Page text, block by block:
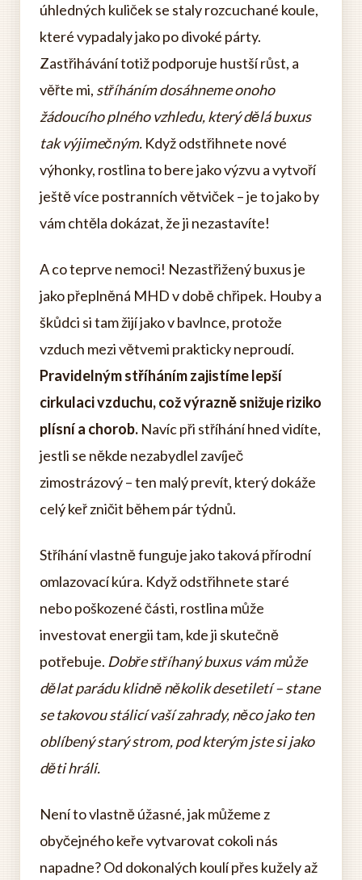
úhledných kuliček se staly rozcuchané koule,
které vypadaly jako po divoké párty.
Zastřihávání totiž podporuje hustší růst, a
věřte mi, stříháním dosáhneme onoho
žádoucího plného vzhledu, který dělá buxus
tak výjimečným. Když odstřihnete nové
výhonky, rostlina to bere jako výzvu a vytvoří
ještě více postranních větviček – je to jako by
vám chtěla dokázat, že ji nezastavíte!
A co teprve nemoci! Nezastřižený buxus je
jako přeplněná MHD v době chřipek. Houby a
škůdci si tam žijí jako v bavlnce, protože
vzduch mezi větvemi prakticky neproudí.
Pravidelným stříháním zajistíme lepší
cirkulaci vzduchu, což výrazně snižuje riziko
plísní a chorob. Navíc při stříhání hned vidíte,
jestli se někde nezabydlel zavíječ
zimostrázový – ten malý prevít, který dokáže
celý keř zničit během pár týdnů.
Stříhání vlastně funguje jako taková přírodní
omlazovací kúra. Když odstřihnete staré
nebo poškozené části, rostlina může
investovat energii tam, kde ji skutečně
potřebuje. Dobře stříhaný buxus vám může
dělat parádu klidně několik desetiletí – stane
se takovou stálicí vaší zahrady, něco jako ten
oblíbený starý strom, pod kterým jste si jako
děti hráli.
Není to vlastně úžasné, jak můžeme z
obyčejného keře vytvarovat cokoli nás
napadne? Od dokonalých koulí přes kužely až